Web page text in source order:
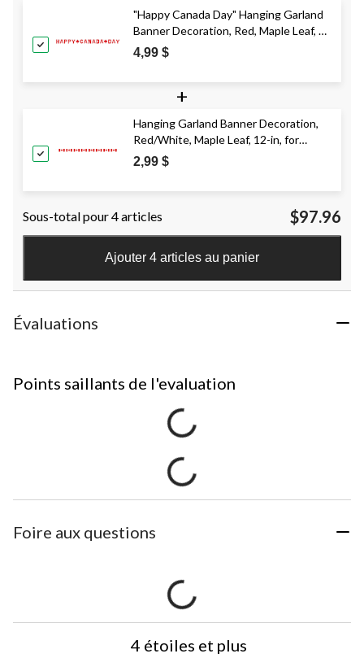
"Happy Canada Day" Hanging Garland
Banner Decoration, Red, Maple Leaf, 8-
in, for Canada Day
4,99 $
+
Hanging Garland Banner Decoration,
Red/White, Maple Leaf, 12-in, for
Canada Day
2,99 $
Sous-total pour 4 articles $97.96
Ajouter 4 articles au panier
Évaluations
Points saillants de l'evaluation
Foire aux questions
4 étoiles et plus